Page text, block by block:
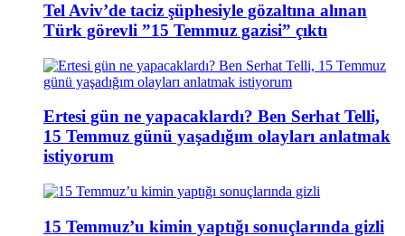
Tel Aviv’de taciz şüphesiyle gözaltına alınan
Türk görevli ”15 Temmuz gazisi” çıktı
Ertesi gün ne yapacaklardı? Ben Serhat Telli,
15 Temmuz günü yaşadığım olayları anlatmak
istiyorum
15 Temmuz’u kimin yaptığı sonuçlarında gizli